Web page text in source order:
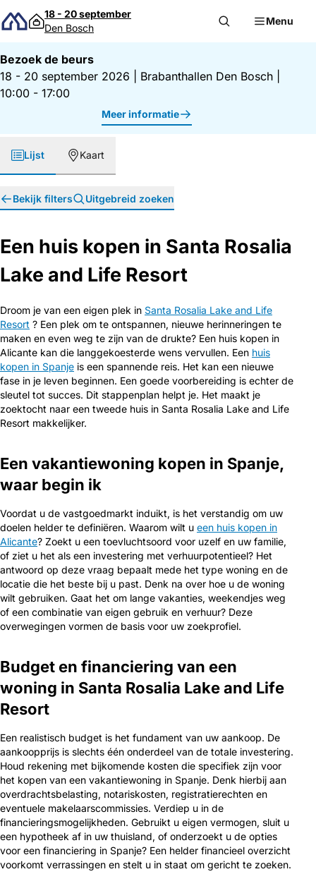
Direct naar inhoud
18 - 20 september
Den Bosch
Menu
Bezoek de beurs
18 - 20 september 2026
Brabanthallen Den Bosch
10:00 - 17:00
Meer informatie
Lijst Kaart
Bekijk filters Uitgebreid zoeken
Een huis kopen in Santa Rosalia
Lake and Life Resort
Droom je van een eigen plek in Santa Rosalia Lake and Life
Resort ? Een plek om te ontspannen, nieuwe herinneringen te
maken en even weg te zijn van de drukte? Een huis kopen in
Alicante kan die langgekoesterde wens vervullen. Een huis
kopen in Spanje is een spannende reis. Het kan een nieuwe
fase in je leven beginnen. Een goede voorbereiding is echter de
sleutel tot succes. Dit stappenplan helpt je. Het maakt je
zoektocht naar een tweede huis in Santa Rosalia Lake and Life
Resort makkelijker.
Een vakantiewoning kopen in Spanje,
waar begin ik
Voordat u de vastgoedmarkt induikt, is het verstandig om uw
doelen helder te definiëren. Waarom wilt u een huis kopen in
Alicante? Zoekt u een toevluchtsoord voor uzelf en uw familie,
of ziet u het als een investering met verhuurpotentieel? Het
antwoord op deze vraag bepaalt mede het type woning en de
locatie die het beste bij u past. Denk na over hoe u de woning
wilt gebruiken. Gaat het om lange vakanties, weekendjes weg
of een combinatie van eigen gebruik en verhuur? Deze
overwegingen vormen de basis voor uw zoekprofiel.
Budget en financiering van een
woning in Santa Rosalia Lake and Life
Resort
Een realistisch budget is het fundament van uw aankoop. De
aankoopprijs is slechts één onderdeel van de totale investering.
Houd rekening met bijkomende kosten die specifiek zijn voor
het kopen van een vakantiewoning in Spanje. Denk hierbij aan
overdrachtsbelasting, notariskosten, registratierechten en
eventuele makelaarscommissies. Verdiep u in de
financieringsmogelijkheden. Gebruikt u eigen vermogen, sluit u
een hypotheek af in uw thuisland, of onderzoekt u de opties
voor een financiering in Spanje? Een helder financieel overzicht
voorkomt verrassingen en stelt u in staat om gericht te zoeken.